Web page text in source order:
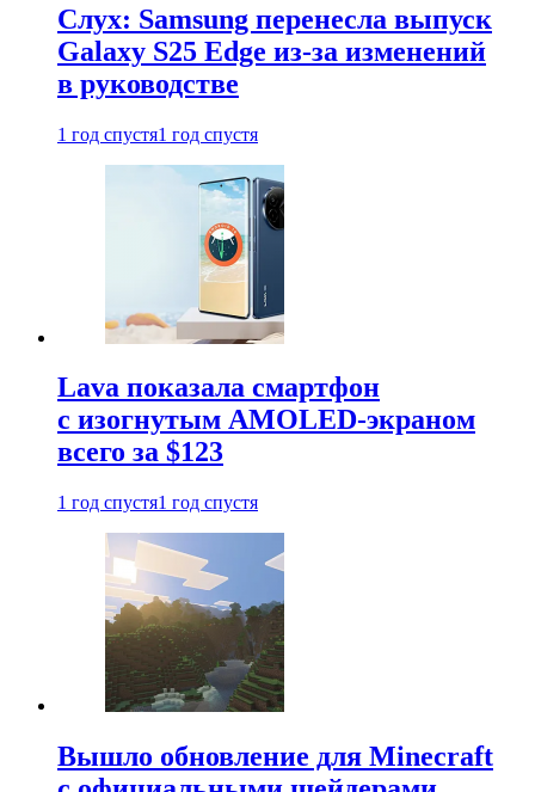
Слух: Samsung перенесла выпуск
Galaxy S25 Edge из-за изменений
в руководстве
1 год спустя1 год спустя
Lava показала смартфон
с изогнутым AMOLED-экраном
всего за $123
1 год спустя1 год спустя
Вышло обновление для Minecraft